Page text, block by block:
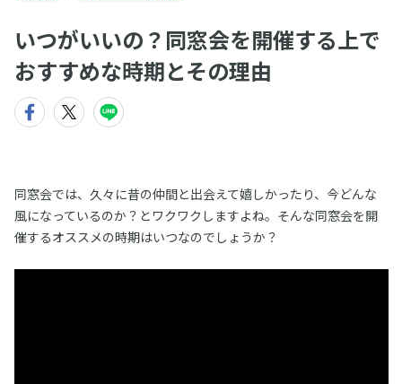
いつがいいの？同窓会を開催する上で
おすすめな時期とその理由
同窓会では、久々に昔の仲間と出会えて嬉しかったり、今どんな
風になっているのか？とワクワクしますよね。そんな同窓会を開
催するオススメの時期はいつなのでしょうか？